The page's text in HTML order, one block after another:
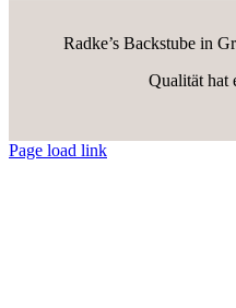
Radke’s Backstube in
Qualität hat
Page load link